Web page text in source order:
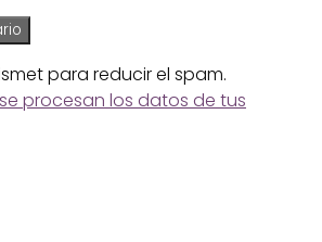
para reducir el spam.
procesan los datos de tus